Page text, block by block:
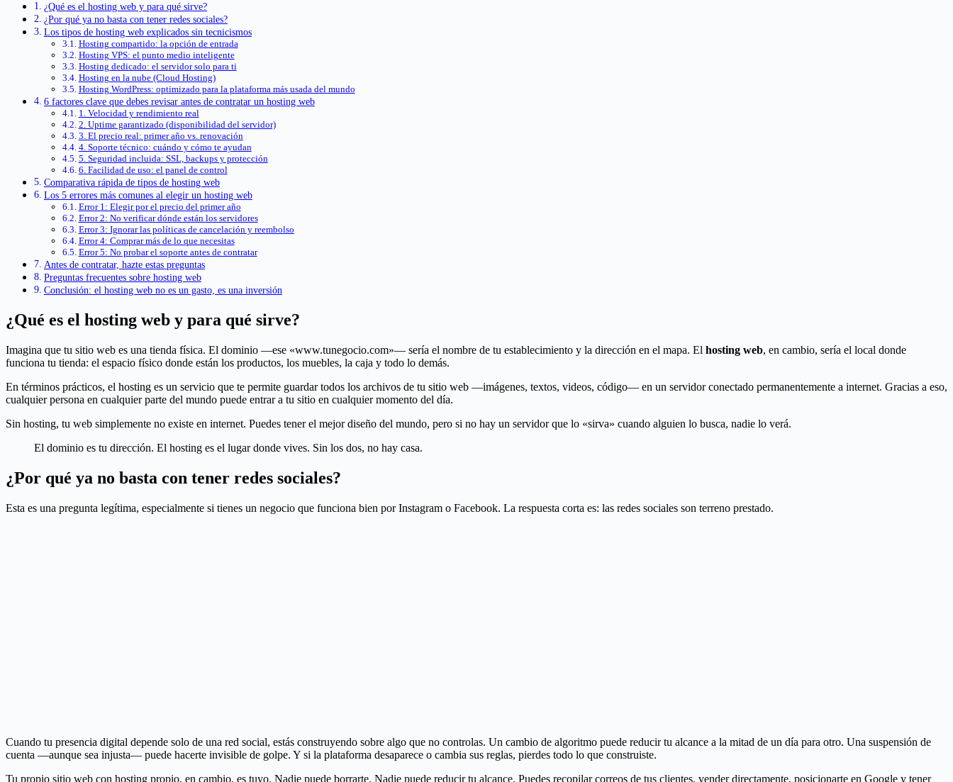
¿Qué es el hosting web y para qué sirve?
¿Por qué ya no basta con tener redes sociales?
Los tipos de hosting web explicados sin tecnicismos
Hosting compartido: la opción de entrada
Hosting VPS: el punto medio inteligente
Hosting dedicado: el servidor solo para ti
Hosting en la nube (Cloud Hosting)
Hosting WordPress: optimizado para la plataforma más usada del mundo
6 factores clave que debes revisar antes de contratar un hosting web
1. Velocidad y rendimiento real
2. Uptime garantizado (disponibilidad del servidor)
3. El precio real: primer año vs. renovación
4. Soporte técnico: cuándo y cómo te ayudan
5. Seguridad incluida: SSL, backups y protección
6. Facilidad de uso: el panel de control
Comparativa rápida de tipos de hosting web
Los 5 errores más comunes al elegir un hosting web
Error 1: Elegir por el precio del primer año
Error 2: No verificar dónde están los servidores
Error 3: Ignorar las políticas de cancelación y reembolso
Error 4: Comprar más de lo que necesitas
Error 5: No probar el soporte antes de contratar
Antes de contratar, hazte estas preguntas
Preguntas frecuentes sobre hosting web
Conclusión: el hosting web no es un gasto, es una inversión
¿Qué es el hosting web y para qué sirve?
Imagina que tu sitio web es una tienda física. El dominio —ese «www.tunegocio.com»— sería el nombre de tu establecimiento y la dirección en el mapa. El hosting web, en cambio, sería el local donde
funciona tu tienda: el espacio físico donde están los productos, los muebles, la caja y todo lo demás.
En términos prácticos, el hosting es un servicio que te permite guardar todos los archivos de tu sitio web —imágenes, textos, videos, código— en un servidor conectado permanentemente a internet. Gracias a eso,
cualquier persona en cualquier parte del mundo puede entrar a tu sitio en cualquier momento del día.
Sin hosting, tu web simplemente no existe en internet. Puedes tener el mejor diseño del mundo, pero si no hay un servidor que lo «sirva» cuando alguien lo busca, nadie lo verá.
El dominio es tu dirección. El hosting es el lugar donde vives. Sin los dos, no hay casa.
¿Por qué ya no basta con tener redes sociales?
Esta es una pregunta legítima, especialmente si tienes un negocio que funciona bien por Instagram o Facebook. La respuesta corta es: las redes sociales son terreno prestado.
Cuando tu presencia digital depende solo de una red social, estás construyendo sobre algo que no controlas. Un cambio de algoritmo puede reducir tu alcance a la mitad de un día para otro. Una suspensión de
cuenta —aunque sea injusta— puede hacerte invisible de golpe. Y si la plataforma desaparece o cambia sus reglas, pierdes todo lo que construiste.
Tu propio sitio web con hosting propio, en cambio, es tuyo. Nadie puede borrarte. Nadie puede reducir tu alcance. Puedes recopilar correos de tus clientes, vender directamente, posicionarte en Google y tener